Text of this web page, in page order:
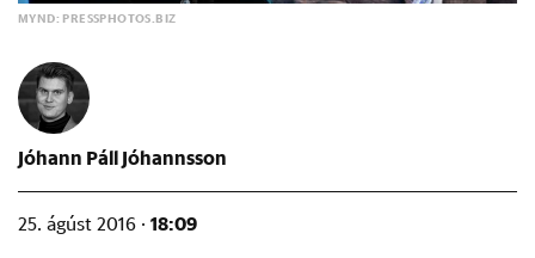
MYND: PRESSPHOTOS.BIZ
Jóhann Páll Jóhannsson
25. ágúst 2016 · 18:09